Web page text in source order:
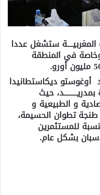
ستشغل عددا
وخاصة في المنطقة
ديكاستطانيدا
حيث
و الطبيعية و
تطوان الحسيمة،
للمستثمرين
بشكل عام.